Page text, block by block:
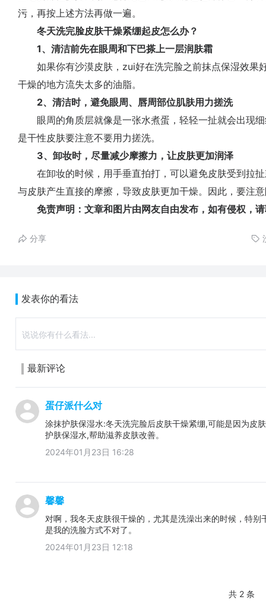
污，再按上述方法再做一遍。
冬天洗完脸皮肤干燥紧绷起皮怎么办？
1、清洁前先在眼周和下巴搽上一层润肤霜
如果你有沙漠皮肤，zui好在洗完脸之前抹点保湿效果
干燥的地方流失太多的油脂。
2、清洁时，避免眼周、唇周部位肌肤用力搓洗
眼周的角质层就像是一张水煮蛋，轻轻一扯就会出现细
是干性皮肤要注意不要用力搓洗。
3、卸妆时，尽量减少摩擦力，让皮肤更加润泽
在卸妆的时候，用手垂直拍打，可以避免皮肤受到拉扯
与皮肤产生直接的摩擦，导致皮肤更加干燥。因此，要注
免责声明：文章和图片由网友自由发布，如有侵权，请
分享
发表你的看法
最新评论
蛋仔派什么对
涂抹护肤保湿水:冬天洗完脸后皮肤干燥紧绷,可能是因为皮
护肤保湿水,帮助滋养皮肤改善。
2024年01月23日 16:28
馨馨
对啊，我冬天皮肤很干燥的，尤其是洗澡出来的时候，特
是我的洗脸方式不对了。
2024年01月23日 12:18
共 2 条